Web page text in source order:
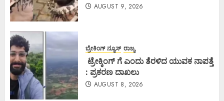
AUGUST 9, 2026
ಬ್ರೇಕಿಂಗ್ ನ್ಯೂಸ್ ರಾಜ್ಯ
ಟ್ರೇಕ್ಕಿಂಗ್ ಗೆ ಎಂದು ತೆರಳಿದ ಯುವಕ ನಾಪತ್ತೆ
: ಪ್ರಕರಣ ದಾಖಲು
AUGUST 8, 2026